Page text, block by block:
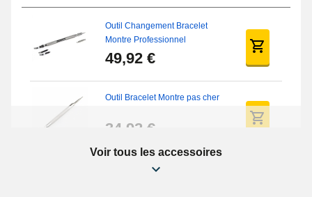
Outil Changement Bracelet
Montre Professionnel
49,92 €
Outil Bracelet Montre pas cher
34,92 €
Kit Réparation Montre Débutant
Voir tous les accessoires